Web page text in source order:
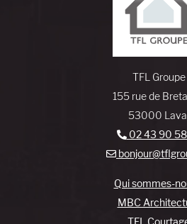
TFL Groupe
155 rue de
53000
02 43 90
Qui sommes-
MBC
TFL